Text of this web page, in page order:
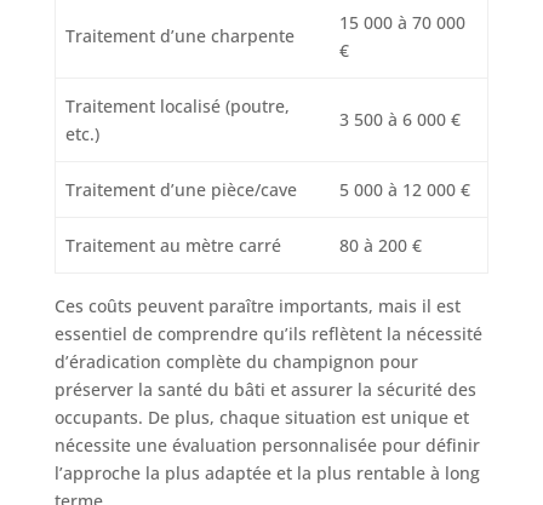
Traitement d’une charpente
15 000 à 70 000
€
Traitement localisé (poutre,
etc.)
3 500 à 6 000 €
Traitement d’une pièce/cave 5 000 à 12 000 €
Traitement au mètre carré 80 à 200 €
Ces coûts peuvent paraître importants, mais il est
essentiel de comprendre qu’ils reflètent la nécessité
d’éradication complète du champignon pour
préserver la santé du bâti et assurer la sécurité des
occupants. De plus, chaque situation est unique et
nécessite une évaluation personnalisée pour définir
l’approche la plus adaptée et la plus rentable à long